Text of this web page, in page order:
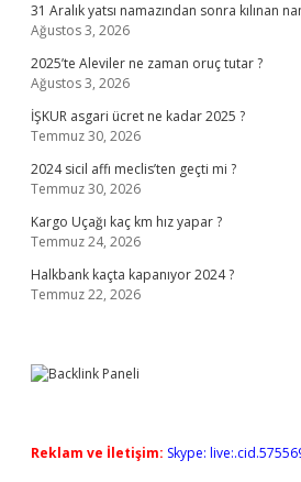
31 Aralık yatsı namazından sonra kılınan
Ağustos 3, 2026
2025’te Aleviler ne zaman oruç tutar ?
Ağustos 3, 2026
İŞKUR asgari ücret ne kadar 2025 ?
Temmuz 30, 2026
2024 sicil affı meclis’ten geçti mi ?
Temmuz 30, 2026
Kargo Uçağı kaç km hız yapar ?
Temmuz 24, 2026
Halkbank kaçta kapanıyor 2024 ?
Temmuz 22, 2026
Reklam ve İletişim: Skype: